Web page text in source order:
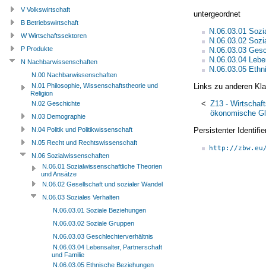
untergeordnet
N.06.03.01
N.06.03.02
N.06.03.03
N.06.03.04
N.06.03.05
Links zu anderen
< Z13 -
ökonomische
Persistenter
http://
V Volkswirtschaft
B Betriebswirtschaft
W Wirtschaftssektoren
P Produkte
N Nachbarwissenschaften
N.00 Nachbarwissenschaften
N.01 Philosophie, Wissenschaftstheorie und
Religion
N.02 Geschichte
N.03 Demographie
N.04 Politik und Politikwissenschaft
N.05 Recht und Rechtswissenschaft
N.06 Sozialwissenschaften
N.06.01 Sozialwissenschaftliche Theorien
und Ansätze
N.06.02 Gesellschaft und sozialer Wandel
N.06.03 Soziales Verhalten
N.06.03.01 Soziale Beziehungen
N.06.03.02 Soziale Gruppen
N.06.03.03 Geschlechterverhältnis
N.06.03.04 Lebensalter, Partnerschaft
und Familie
N.06.03.05 Ethnische Beziehungen